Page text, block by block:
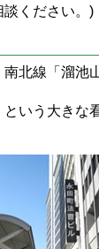
ください。)
南北線「溜
という大きな